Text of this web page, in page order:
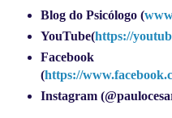
Blog do Psicólogo (
YouTube(https://
Facebook
(https://
Instagram